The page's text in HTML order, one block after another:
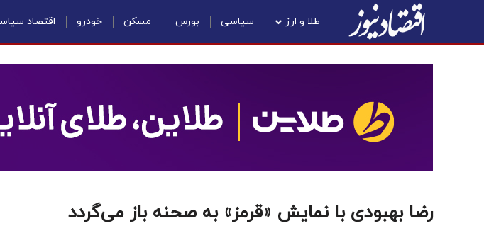
طلا و ارز سیاسی بورس مسکن خودرو اقتصاد
رضا بهبودی با نمایش «قرمز» به صحنه باز می‌گردد